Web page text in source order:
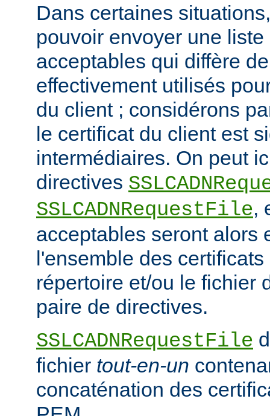
Dans certaines
pouvoir envoyer une
acceptables qui diffère
effectivement utilisés
du client ; considérons
le certificat du client est
intermédiaires. On peut
directives
SSLCADNRequestFile,
acceptables seront alors
l'ensemble des
répertoire et/ou le fichier
paire de directives.
SSLCADNRequestFile
fichier tout-en-un
concaténation des